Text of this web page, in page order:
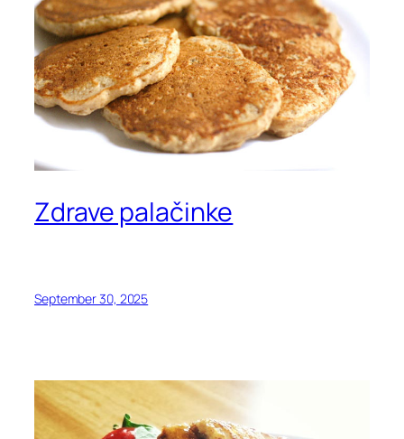
Zdrave palačinke
September 30, 2025